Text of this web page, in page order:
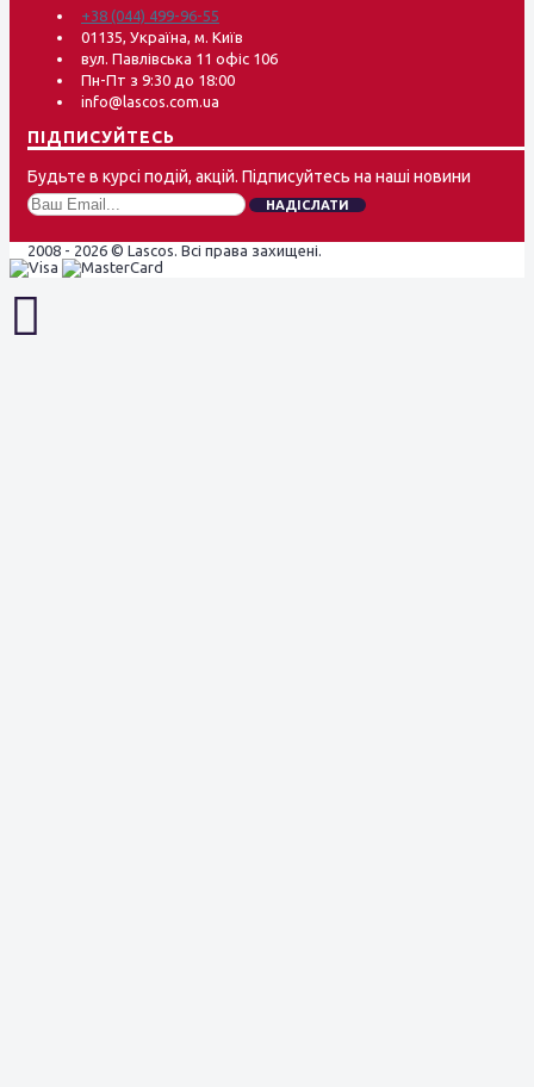
+38 (044) 499-96-55
01135, Україна, м. Київ
вул. Павлівська 11 офіс 106
Пн-Пт з 9:30 до 18:00
info@lascos.com.ua
ПІДПИСУЙТЕСЬ
Будьте в курсі подій, акцій. Підписуйтесь на наші новини
НАДІСЛАТИ
2008 - 2026 © Lascos. Всі права захищені.